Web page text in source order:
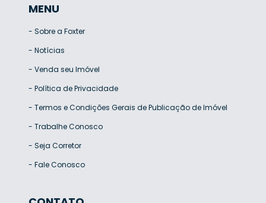
MENU
- Sobre a Foxter
- Notícias
- Venda seu Imóvel
- Política de Privacidade
- Termos e Condições Gerais de Publicação de Imóvel
- Trabalhe Conosco
- Seja Corretor
- Fale Conosco